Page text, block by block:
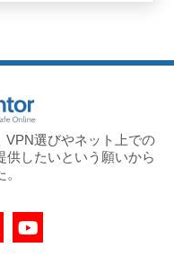
VPN選びやネット上での
供したいという願いから